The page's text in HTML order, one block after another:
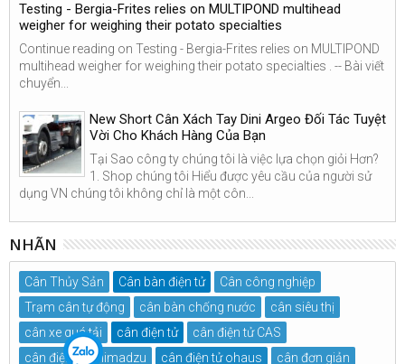
Testing - Bergia-Frites relies on MULTIPOND multihead
weigher for weighing their potato specialties
Continue reading on Testing - Bergia-Frites relies on MULTIPOND
multihead weigher for weighing their potato specialties . -- Bài viết
chuyển...
New Short Cân Xách Tay Dini Argeo Đối Tác Tuyệt
Vời Cho Khách Hàng Của Bạn
Tại Sao công ty chúng tôi là việc lựa chọn giỏi Hơn?
1. Shop chúng tôi Hiểu được yêu cầu của người sử
dụng VN chúng tôi không chỉ là một côn...
NHÃN
Cân Thủy Sản Cân bàn điện tử
Cân công nghiệp
Trạm cân tự động
cân bàn chống nước
cân siêu thị
cân xe quá tải
cân điện tử
cân điện tử CAS
cân điện tử Shimadzu
cân điện tử ohaus cân đơn giản